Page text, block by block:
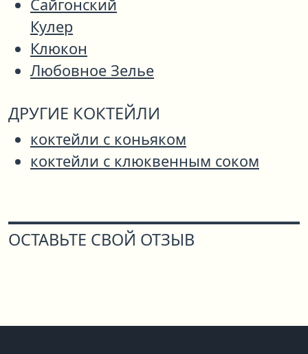
Сайгонский
Кулер
Клюкон
Любовное Зелье
ДРУГИЕ КОКТЕЙЛИ
коктейли с коньяком
коктейли с клюквенным соком
ОСТАВЬТЕ СВОЙ ОТЗЫВ